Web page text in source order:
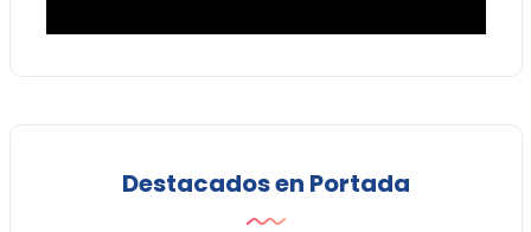
Destacados en Portada